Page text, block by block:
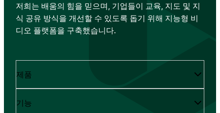
저희는 배움의 힘을 믿으며, 기업들이 교육, 지도 및 지
식 공유 방식을 개선할 수 있도록 돕기 위해 지능형 비
디오 플랫폼을 구축했습니다.
제품
기능